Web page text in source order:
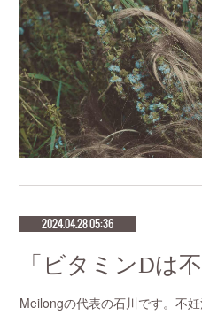
2024.04.28 05:36
Meilongの代表の石川です。不